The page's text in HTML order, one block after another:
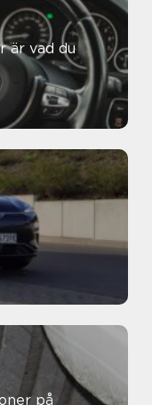
är vad du
på